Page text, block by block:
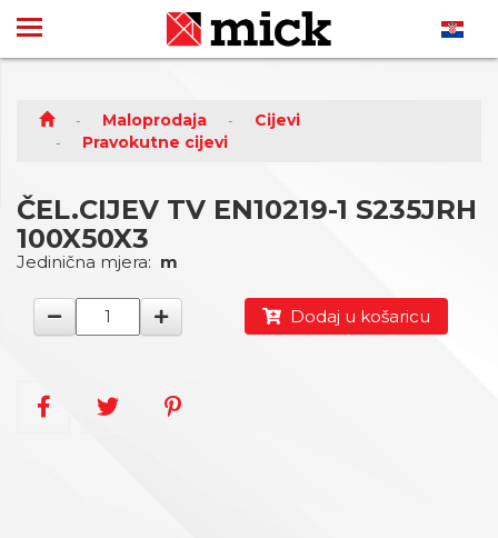
Maloprodaja
Cijevi
Pravokutne cijevi
ČEL.CIJEV TV EN10219-1 S235JRH
100X50X3
Jedinična mjera: m
Dodaj u košaricu